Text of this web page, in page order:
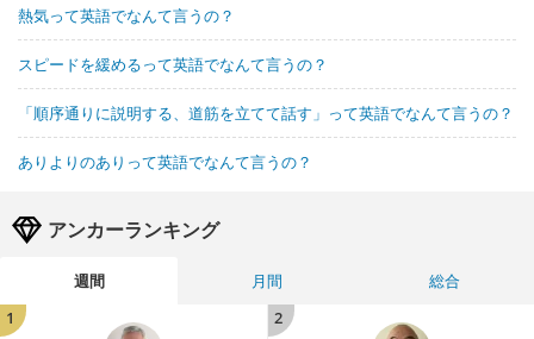
熱気って英語でなんて言うの？
スピードを緩めるって英語でなんて言うの？
「順序通りに説明する、道筋を立てて話す」って英語でなんて言うの？
ありよりのありって英語でなんて言うの？
アンカーランキング
週間 月間
総合
1
2